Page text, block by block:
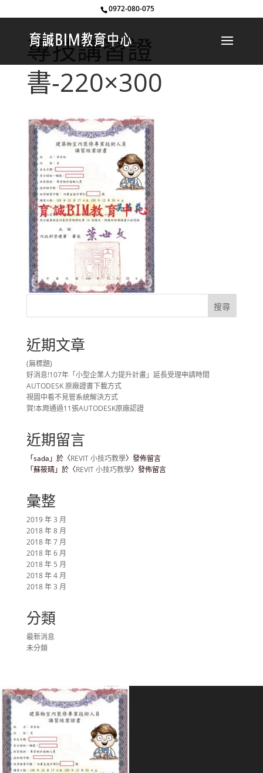
0972-080-075
專技講習證
書-220×300
近期文章
(無標題)
好消息!107年「小型企業人力提升計畫」延長受理申請時間
AUTODESK 原廠證書下載方式
視圖中看不見管系統解決方式
賀!本周通過11張AUTODESK原廠認證
近期留言
「sada 」於〈REVIT 小技巧教學〉發佈留言
「蘇筱晴」於〈REVIT 小技巧教學〉發佈留言
彙整
2019 年 3 月
2018 年 8 月
2018 年 7 月
2018 年 6 月
2018 年 5 月
2018 年 4 月
2018 年 3 月
分類
最新消息
未分類